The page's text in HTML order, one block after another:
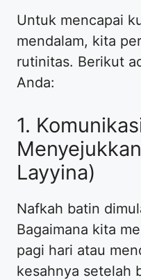
​Untuk mencapai
mendalam, kita
rutinitas. Berikut
Anda:
​1.
Layyina)
​Nafkah batin
Bagaimana kita
pagi hari atau
kesahnya setelah